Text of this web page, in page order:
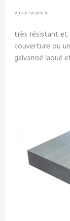
Vu sur racyne.fr
très résistant et
couverture ou
galvanisé laqué